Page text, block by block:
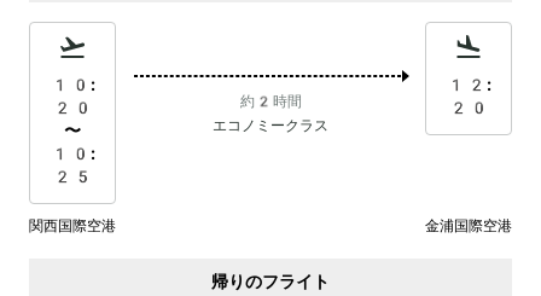
10:
20
〜
10:
25
約2時間
エコノミークラス
12:
20
関西国際空港 金浦国際空港
帰りのフライト